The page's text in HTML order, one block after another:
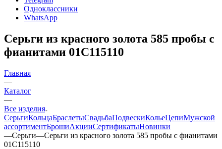
Одноклассники
WhatsApp
Серьги из красного золота 585 пробы с
фианитами 01С115110
Главная
—
Каталог
—
Все изделия
СерьгиКольцаБраслетыСвадьбаПодвескиКольеЦепиМужской
ассортиментБрошиАкцииСертификатыНовинки
—Серьги—Серьги из красного золота 585 пробы с фианитами
01С115110